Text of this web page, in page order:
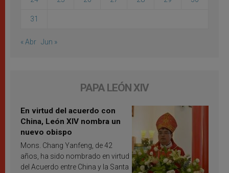
31
« Abr Jun »
PAPA LEÓN XIV
En virtud del acuerdo con
China, León XIV nombra un
nuevo obispo
Mons. Chang Yanfeng, de 42
años, ha sido nombrado en virtud
del Acuerdo entre China y la Santa